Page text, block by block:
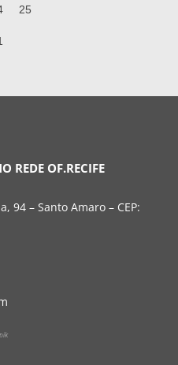
25
REDE OF.RECIFE
94 – Santo Amaro – CEP: